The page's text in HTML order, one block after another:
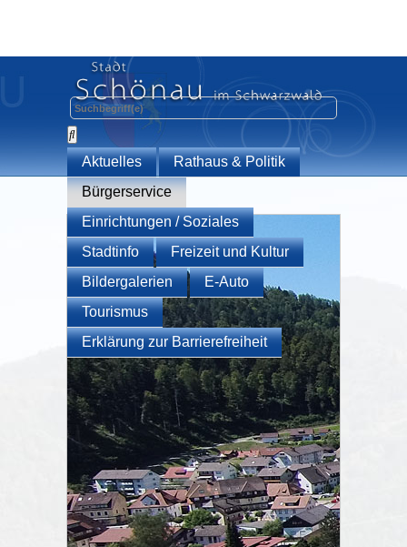
Aktuelles
Rathaus & Politik
Bürgerservice
Einrichtungen / Soziales
Stadtinfo
Freizeit und Kultur
Bildergalerien
E-Auto
Tourismus
Erklärung zur Barrierefreiheit